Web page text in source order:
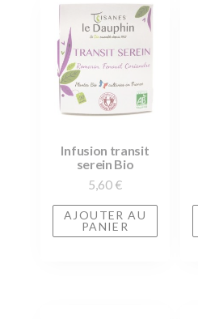
Infusion transit
serein Bio
5,60 €
AJOUTER AU
PANIER